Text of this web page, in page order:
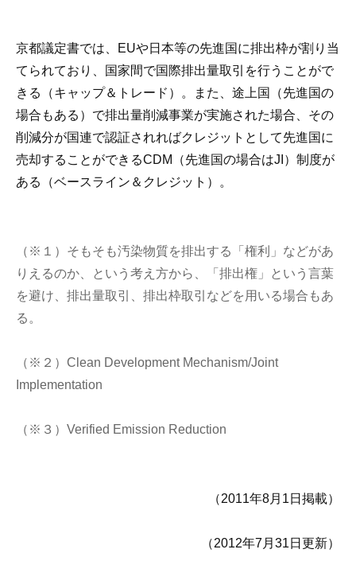
京都議定書では、EUや日本等の先進国に排出枠が割り当
てられており、国家間で国際排出量取引を行うことがで
きる（キャップ＆トレード）。また、途上国（先進国の
場合もある）で排出量削減事業が実施された場合、その
削減分が国連で認証されればクレジットとして先進国に
売却することができるCDM（先進国の場合はJI）制度が
ある（ベースライン＆クレジット）。
（※１）そもそも汚染物質を排出する「権利」などがあ
りえるのか、という考え方から、「排出権」という言葉
を避け、排出量取引、排出枠取引などを用いる場合もあ
る。
（※２）Clean Development Mechanism/Joint
Implementation
（※３）Verified Emission Reduction
（2011年8月1日掲載）
（2012年7月31日更新）